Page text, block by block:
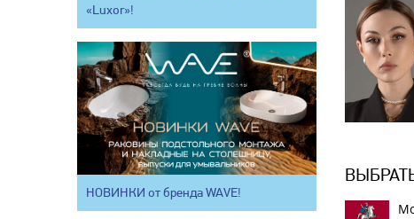
«Luxor»!
НОВИНКИ от бренда WAVE!